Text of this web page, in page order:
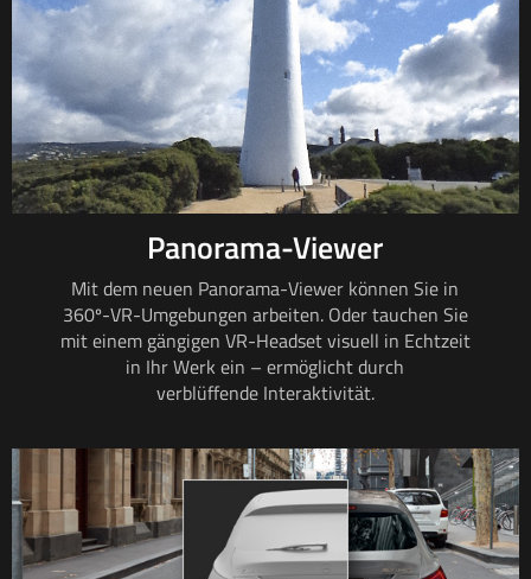
Panorama-Viewer
Mit dem neuen Panorama-Viewer können Sie in
360º-VR-Umgebungen arbeiten. Oder tauchen Sie
mit einem gängigen VR-Headset visuell in Echtzeit
in Ihr Werk ein – ermöglicht durch
verblüffende Interaktivität.